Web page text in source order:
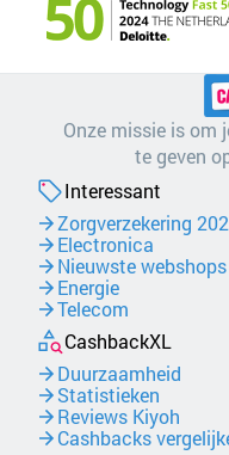
Onze missie is om
te geven
Interessant
Zorgverzekering
Electronica
Nieuwste webshops
Energie
Telecom
CashbackXL
Duurzaamheid
Statistieken
Reviews Kiyoh
Cashbacks